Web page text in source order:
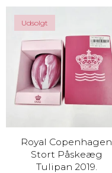
Udsolgt
Royal Copenhagen
Stort Påskeæg
Tulipan 2019.